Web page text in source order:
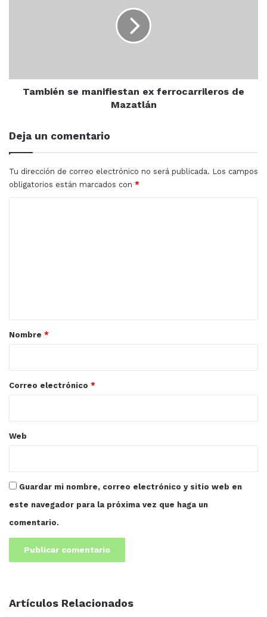
También se manifiestan ex ferrocarrileros de
Mazatlán
Deja un comentario
Tu dirección de correo electrónico no será publicada. Los campos
obligatorios están marcados con *
r
*
Nombre *
Correo electrónico *
Web
Guardar mi nombre, correo electrónico y sitio web en
este navegador para la próxima vez que haga un
comentario.
Artículos Relacionados